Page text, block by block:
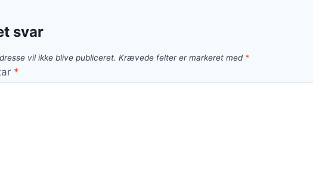
svar
vil ikke blive publiceret. Krævede felter er markeret med *
*